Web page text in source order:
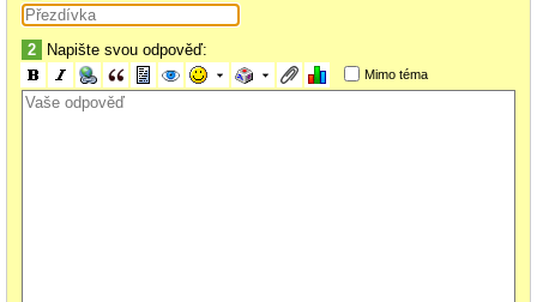
2 Napište svou odpověď:
Mimo téma